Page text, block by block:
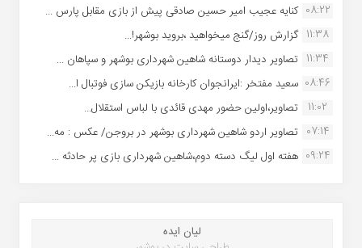
08:22 کنایه عجیب امیر حسین صادقی پیش از بازی مقابل پارس ...
11:38 گزارش روز/گنج میخواهید ،بروید بوشهر!...
11:34 تصاویر دیدار دوستانه شاهین شهردارى بوشهر و سپاهان ...
08:46 سعید مفتخر :ایرانجوان کارخانه بازیکن سازی فوتبال ا...
11:02
تصاویر،اولین حضور مهدی قائدی با لباس استقلال...
07:14 تصاویر اردو شاهین شهرداری بوشهر در بروجن/ عکس : مه...
09:24 هفته اول لیگ دسته دوم،شاهین شهرداری بازی پر حادثه ...
لیان ایده